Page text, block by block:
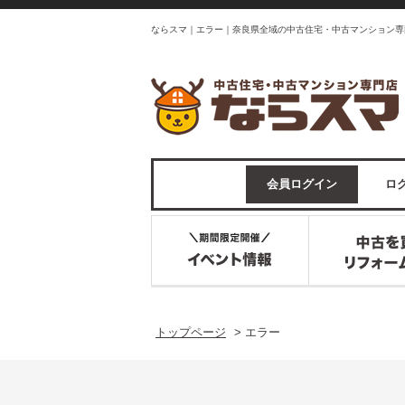
ならスマ｜エラー｜奈良県全域の中古住宅・中古マンション
会員ログイン ロ
トップページ > エラー